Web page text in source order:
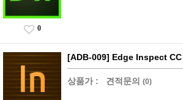
0
[ADB-009] Edge Inspect CC
상품가 : 견적문의 (0)